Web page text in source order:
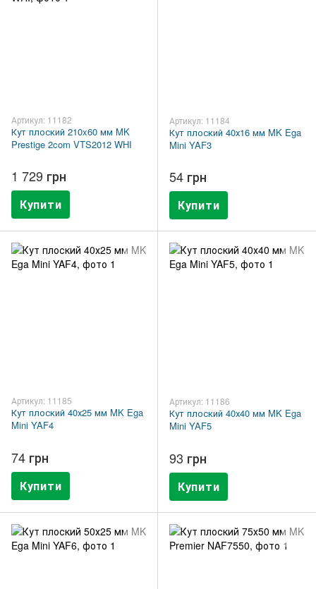
Артикул: 11182
Кут плоский 210x60 мм MK
Prestige 2com VTS2012 WHI
1 729 грн
Купити
Артикул: 11184
Кут плоский 40х16 мм MK Ega
Mini YAF3
54 грн
Купити
Артикул: 11185
Кут плоский 40х25 мм MK Ega
Mini YAF4
74 грн
Купити
Артикул: 11186
Кут плоский 40х40 мм MK Ega
Mini YAF5
93 грн
Купити